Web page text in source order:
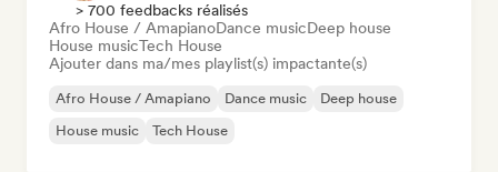
> 700 feedbacks réalisés
Afro House / AmapianoDance musicDeep house
House musicTech House
Ajouter dans ma/mes playlist(s) impactante(s)
Afro House / Amapiano Dance music
Deep house
House music
Tech House